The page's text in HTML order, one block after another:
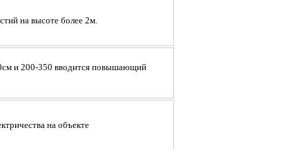
на высоте более 2м.
и 200-350 вводится повышающий
на объекте